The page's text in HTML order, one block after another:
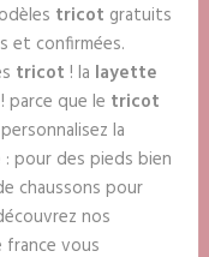
tricot gratuits
et confirmées.
tricot ! la layette
que le tricot
la
: pour des pieds bien
chaussons pour
nos
vous